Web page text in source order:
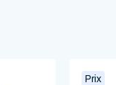
Prix